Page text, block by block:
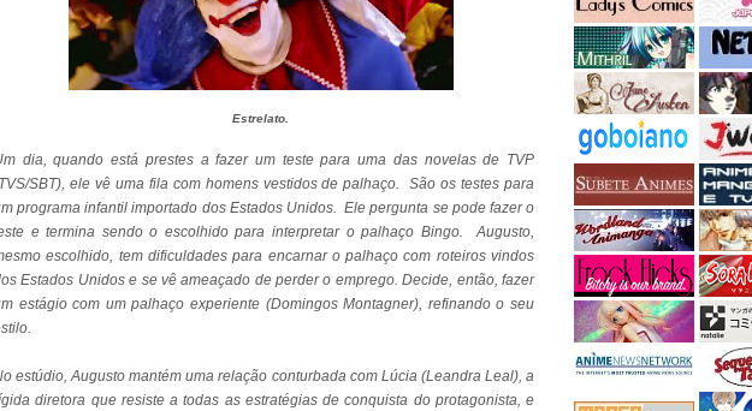
Estrelato.
dia, quando está prestes a fazer um teste para uma das novelas de TVP
SBT), ele vê uma fila com homens vestidos de palhaço. São os testes para
programa infantil importado dos Estados Unidos. Ele pergunta se pode fazer o
e termina sendo o escolhido para interpretar o palhaço Bingo. Augusto,
escolhido, tem dificuldades para encarnar o palhaço com roteiros vindos
Estados Unidos e se vê ameaçado de perder o emprego. Decide, então, fazer
estágio com um palhaço experiente (Domingos Montagner), refinando o seu
estúdio, Augusto mantém uma relação conturbada com Lúcia (Leandra Leal), a
diretora que resiste a todas as estratégias de conquista do protagonista, e